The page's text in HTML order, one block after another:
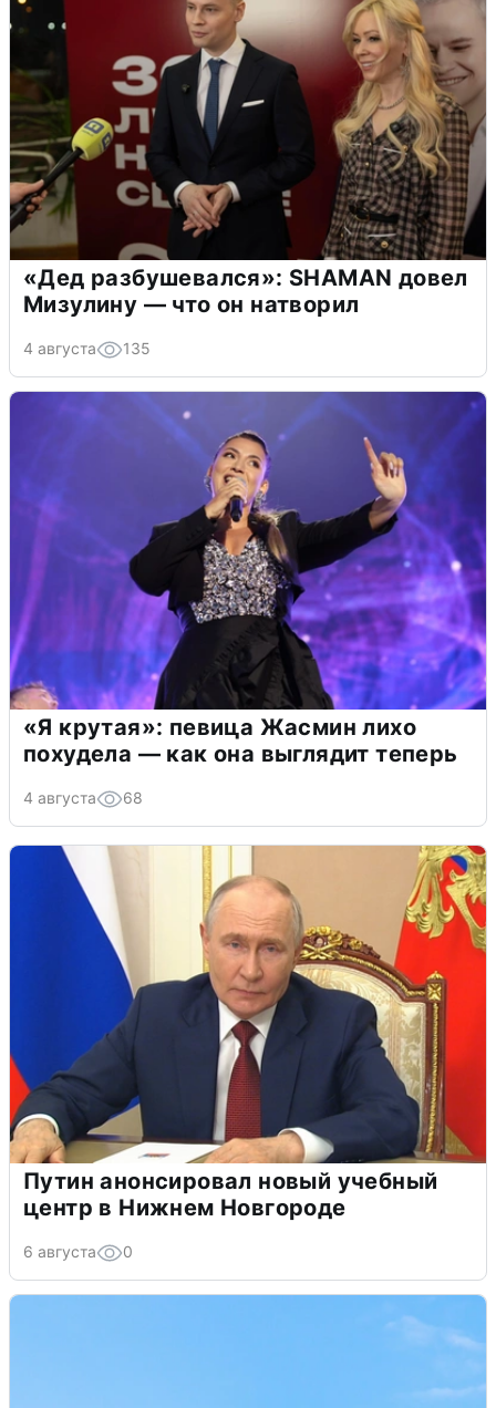
«Дед разбушевался»: SHAMAN довел
Мизулину — что он натворил
4 августа 135
«Я крутая»: певица Жасмин лихо
похудела — как она выглядит теперь
4 августа 68
Путин анонсировал новый учебный
центр в Нижнем Новгороде
6 августа 0